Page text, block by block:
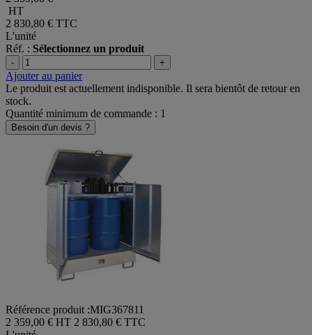
HT
2 830,80 € TTC
L'unité
Réf. : Sélectionnez un produit
- +
Ajouter au panier
Le produit est actuellement indisponible. Il sera bientôt de retour en
stock.
Quantité minimum de commande : 1
Besoin d'un devis ?
Référence produit :MIG367811
2 359,00 € HT 2 830,80 € TTC